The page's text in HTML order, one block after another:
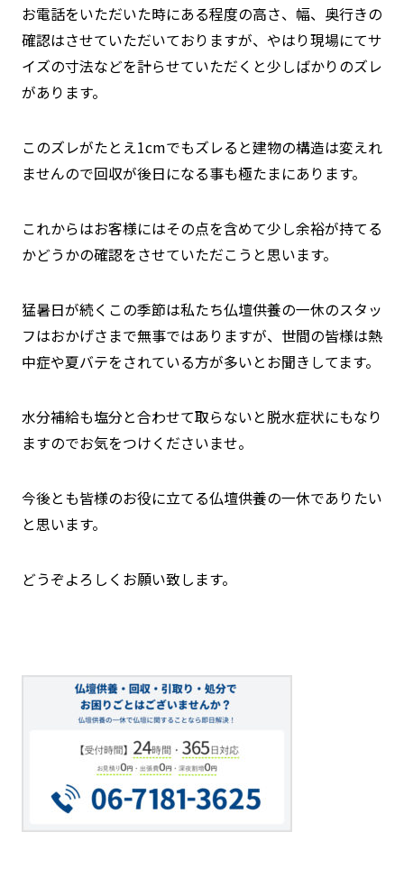
お電話をいただいた時にある程度の高さ、幅、奥行きの
確認はさせていただいておりますが、やはり現場にてサ
イズの寸法などを計らせていただくと少しばかりのズレ
があります。
このズレがたとえ1cmでもズレると建物の構造は変えれ
ませんので回収が後日になる事も極たまにあります。
これからはお客様にはその点を含めて少し余裕が持てる
かどうかの確認をさせていただこうと思います。
猛暑日が続くこの季節は私たち仏壇供養の一休のスタッ
フはおかげさまで無事ではありますが、世間の皆様は熱
中症や夏バテをされている方が多いとお聞きしてます。
水分補給も塩分と合わせて取らないと脱水症状にもなり
ますのでお気をつけくださいませ。
今後とも皆様のお役に立てる仏壇供養の一休でありたい
と思います。
どうぞよろしくお願い致します。